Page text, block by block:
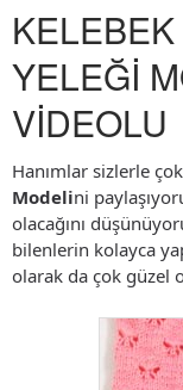
YELEĞİ
VİDEOLU
Hanımlar sizlerle
Modelini
olacağını
bilenlerin kolayca
olarak da çok güzel